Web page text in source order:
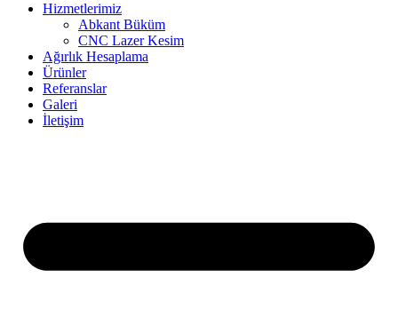
Hizmetlerimiz
Abkant Büküm
CNC Lazer Kesim
Ağırlık Hesaplama
Ürünler
Referanslar
Galeri
İletişim